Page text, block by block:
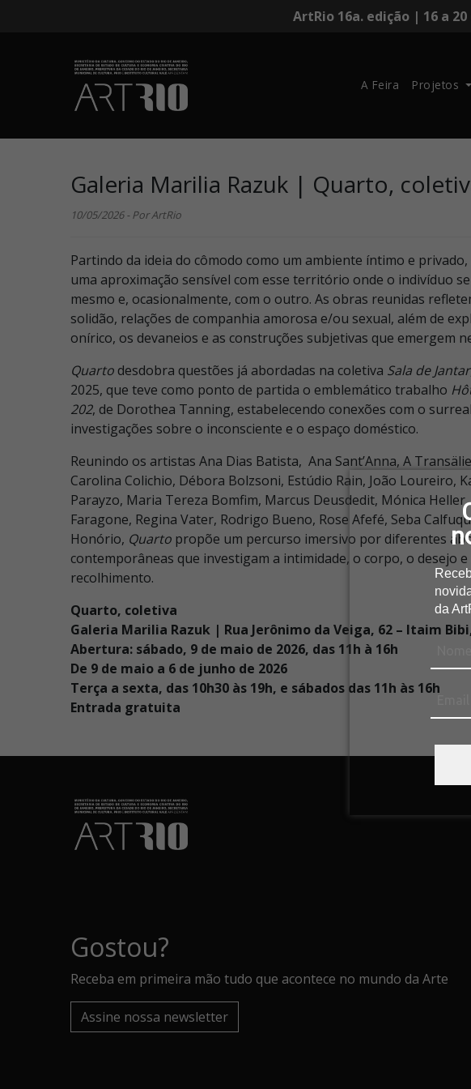
da
ArtRio 16a. edição | 16 a 20
A Feira Projetos
Galeria Marilia Razuk | Quarto,
10/05/2026 - Por ArtRio
Partindo da ideia do cômodo como um ambiente íntimo e
uma aproximação sensível com esse território onde o indivíduo
mesmo e, ocasionalmente, com o outro. As obras reunidas
solidão, relações de companhia amorosa e/ou sexual, além de
onírico, os devaneios e as construções subjetivas que emergem
Quarto desdobra questões já abordadas na coletiva Sala de Jantar
2025, que teve como ponto de partida o emblemático trabalho
202, de Dorothea Tanning, estabelecendo conexões com o
investigações sobre o inconsciente e o espaço doméstico.
Reunindo os artistas Ana Dias Batista, Ana Sant’Anna, A
Carolina Colichio, Débora Bolzsoni, Estúdio Rain, João Loureiro,
Parayzo, Maria Tereza Bomfim, Marcus Deusdedit, Mónica
Faragone, Regina Vater, Rodrigo Bueno, Rose Afefé, Seba
Honório, Quarto propõe um percurso imersivo por diferentes
contemporâneas que investigam a intimidade, o corpo, o desejo e
recolhimento.
Quarto, coletiva
Galeria Marilia Razuk | Rua Jerônimo da Veiga, 62 – Itaim
Abertura: sábado, 9 de maio de 2026, das 11h à 16h
De 9 de maio a 6 de junho de 2026
Terça a sexta, das 10h30 às 19h, e sábados das 11h às 16h
Entrada gratuita
Gostou?
Receba em primeira mão tudo que acontece no mundo da Arte
Assine nossa newsletter